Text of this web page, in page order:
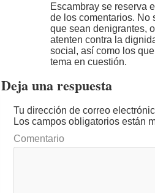
Escambray se reserva
de los comentarios. No
que sean denigrantes,
atenten contra la
social, así como los
tema en cuestión.
Deja una respuesta
Tu dirección de correo
Los campos obligatorios están
Comentario